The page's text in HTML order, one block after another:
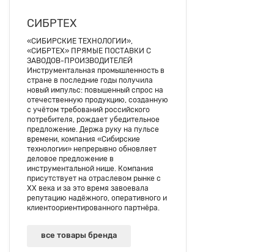
СИБРТЕХ
«СИБИРСКИЕ ТЕХНОЛОГИИ»,
«СИБРТЕХ» ПРЯМЫЕ ПОСТАВКИ С
ЗАВОДОВ-ПРОИЗВОДИТЕЛЕЙ
Инструментальная промышленность в
стране в последние годы получила
новый импульс: повышенный спрос на
отечественную продукцию, созданную
с учётом требований российского
потребителя, рождает убедительное
предложение. Держа руку на пульсе
времени, компания «Сибирские
технологии» непрерывно обновляет
деловое предложение в
инструментальной нише. Компания
присутствует на отраслевом рынке с
ХХ века и за это время завоевала
репутацию надёжного, оперативного и
клиентоориентированного партнёра.
все товары бренда